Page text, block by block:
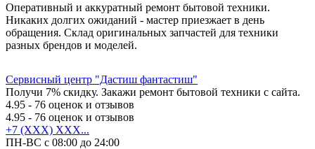
Оперативный и аккуратный ремонт бытовой техники.
Никаких долгих ожиданий - мастер приезжает в день
обращения. Склад оригинальных запчастей для техники
разных брендов и моделей.
Сервисный центр "Дастиш фантастиш"
Получи 7% скидку. Закажи ремонт бытовой техники с сайта.
4.95 - 76 оценок и отзывов
4.95 - 76 оценок и отзывов
+7 (XXX) XXX...
ПН-ВС с 08:00 до 24:00